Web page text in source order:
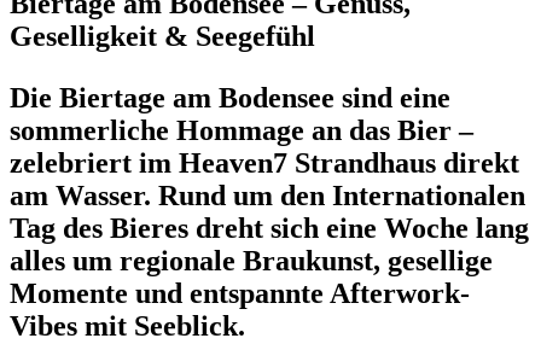
Geselligkeit & Seegefühl
Die Biertage am Bodensee sind eine
sommerliche Hommage an das Bier –
zelebriert im Heaven7 Strandhaus direkt
am Wasser. Rund um den Internationalen
Tag des Bieres dreht sich eine Woche lang
alles um regionale Braukunst, gesellige
Momente und entspannte Afterwork-
Vibes mit Seeblick.